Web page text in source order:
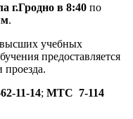
г.Гродно в 8:40 по
.
учебных
предоставляется
проезда.
11-14; МТС 7-114